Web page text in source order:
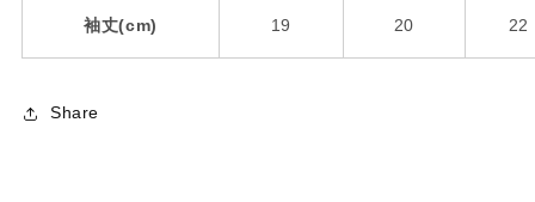
袖丈(cm) 19 20 22
Share